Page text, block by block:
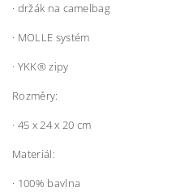
· držák na camelbag
· MOLLE systém
· YKK® zipy
Rozměry:
· 45 x 24 x 20 cm
Materiál:
· 100% bavlna